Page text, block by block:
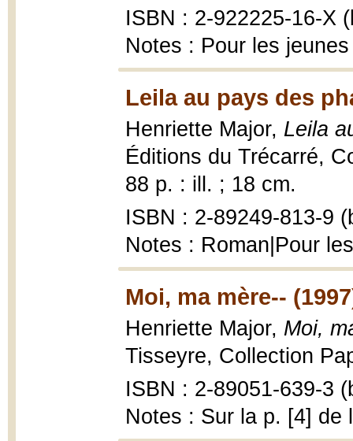
ISBN : 2-922225-16-X
Notes : Pour les
Leila au pays des
Henriette Major, Leila
Éditions du Trécarré,
88 p. : ill. ; 18 cm.
ISBN : 2-89249-813-9
Notes : Roman|Pour
Moi, ma mère--
Henriette Major, Moi,
Tisseyre, Collection
ISBN : 2-89051-639-3
Notes : Sur la p. [4] de